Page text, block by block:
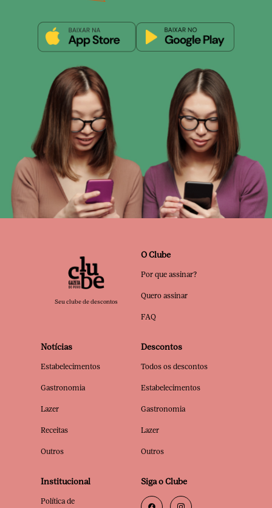
Seu clube de descontos
O Clube
Por que assinar?
Quero assinar
FAQ
Notícias
Estabelecimentos
Gastronomia
Lazer
Receitas
Outros
Descontos
Todos os descontos
Estabelecimentos
Gastronomia
Lazer
Outros
Institucional
Política de
Siga o Clube